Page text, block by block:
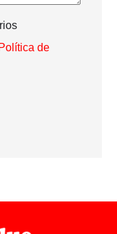
Política de